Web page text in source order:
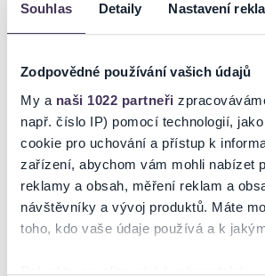
Souhlas Detaily Nastavení
Zodpovědné používání vašich údajů
My a naši 1022 partneři
např. číslo IP) pomocí technologií,
cookie pro uchování a přístup k
zařízení, abychom vám mohli nabízet
reklamy a obsah, měření reklam a
návštěvníky a vývoj produktů. Máte
toho, kdo vaše údaje používá a k
Pokud to povolíte, rádi bychom také:
Vstupenky můžete zakoupit online přímo na
eTickets/mobileTickets, k dispozici jsou i
sedadla bez místenek / děti, které nedosáhly
vstupenky a bez nároku na sedadlo / sleva
seniory ve věku 65 let a více, sleva pro
držitele průkazu ZTP/P a pro doprovod držitele
osoba) - cena po slevě je uvedena v označení
košíku - nárok na slevu je třeba prokázat
při vstupu do místa konání / bezbariérový